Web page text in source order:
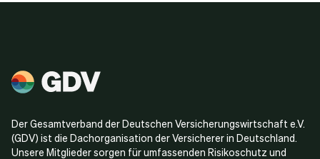
Der Gesamtverband der Deutschen Versicherungswirtschaft e.V.
(GDV) ist die Dachorganisation der Versicherer in Deutschland.
Unsere Mitglieder sorgen für umfassenden Risikoschutz und